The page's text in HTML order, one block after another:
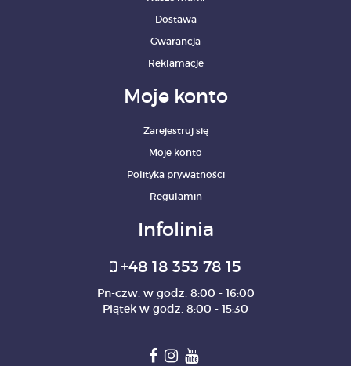
Dostawa
Gwarancja
Reklamacje
Moje konto
Zarejestruj się
Moje konto
Polityka prywatności
Regulamin
Infolinia
+48 18 353 78 15
Pn-czw. w godz. 8:00 - 16:00
Piątek w godz. 8:00 - 15:30